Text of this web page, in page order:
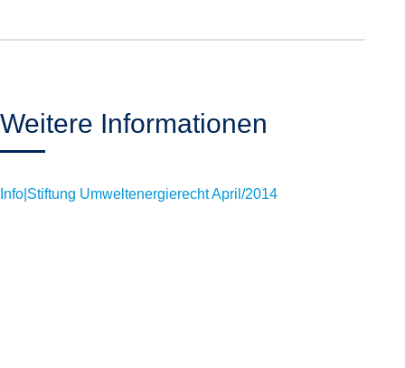
Weitere Informationen
Info|Stiftung Umweltenergierecht April/2014